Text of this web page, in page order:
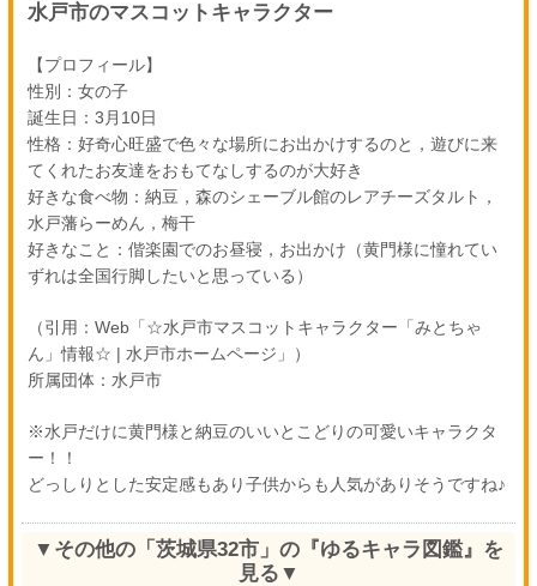
水戸市のマスコットキャラクター
【プロフィール】
性別：女の子
誕生日：3月10日
性格：好奇心旺盛で色々な場所にお出かけするのと，遊びに来
てくれたお友達をおもてなしするのが大好き
好きな食べ物：納豆，森のシェーブル館のレアチーズタルト，
水戸藩らーめん，梅干
好きなこと：偕楽園でのお昼寝，お出かけ（黄門様に憧れてい
ずれは全国行脚したいと思っている）
（引用：Web「☆水戸市マスコットキャラクター「みとちゃ
ん」情報☆ | 水戸市ホームページ」）
所属団体：水戸市
※水戸だけに黄門様と納豆のいいとこどりの可愛いキャラクタ
ー！！
どっしりとした安定感もあり子供からも人気がありそうですね♪
▼その他の「茨城県32市」の『ゆるキャラ図鑑』を
見る▼